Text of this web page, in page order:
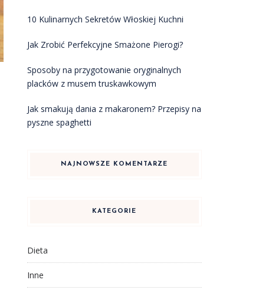
10 Kulinarnych Sekretów Włoskiej Kuchni
Jak Zrobić Perfekcyjne Smażone Pierogi?
Sposoby na przygotowanie oryginalnych
placków z musem truskawkowym
Jak smakują dania z makaronem? Przepisy na
pyszne spaghetti
NAJNOWSZE KOMENTARZE
KATEGORIE
Dieta
Inne